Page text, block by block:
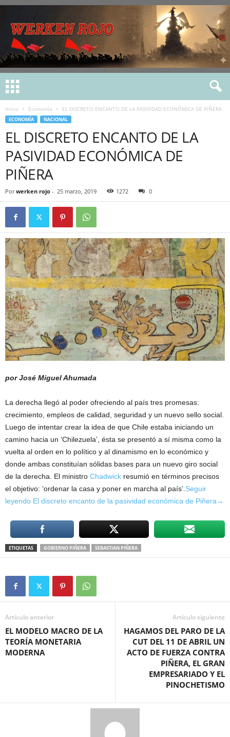
Inicio Economía EL DISCRETO ENCANTO DE LA PASIVIDAD ECONÓMICA DE PIÑERA
ECONOMÍA NACIONAL
EL DISCRETO ENCANTO DE LA
PASIVIDAD ECONÓMICA DE
PIÑERA
Por werken rojo - 25 marzo, 2019 1272 0
por José Miguel Ahumada
La derecha llegó al poder ofreciendo al país tres promesas:
crecimiento, empleos de calidad, seguridad y un nuevo sello social.
Luego de intentar crear la idea de que Chile estaba iniciando un
camino hacia un ‘Chilezuela’, ésta se presentó a sí misma como la
vuelta al orden en lo político y al dinamismo en lo económico y
donde ambas constituían sólidas bases para un nuevo giro social
de la derecha. El ministro Chadwick resumió en términos precisos
el objetivo: ‘ordenar la casa y poner en marcha al país’. Seguir
leyendo El discreto encanto de la pasividad económica de Piñera→
ETIQUETAS GOBIERNO PIÑERA SEBASTIAN PIÑERA
Artículo anterior
EL MODELO MACRO DE LA
TEORÍA MONETARIA
MODERNA
Artículo siguiente
HAGAMOS DEL PARO DE LA
CUT DEL 11 DE ABRIL UN
ACTO DE FUERZA CONTRA
PIÑERA, EL GRAN
EMPRESARIADO Y EL
PINOCHETISMO